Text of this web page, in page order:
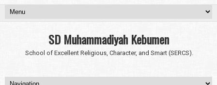
SD Muhammadiyah Kebumen
School of Excellent Religious, Character, and Smart (SERCS).